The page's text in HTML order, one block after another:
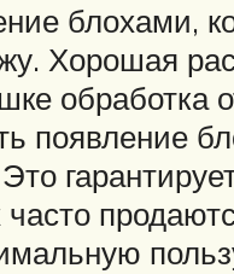
блохами,
Хорошая
обработка
появление